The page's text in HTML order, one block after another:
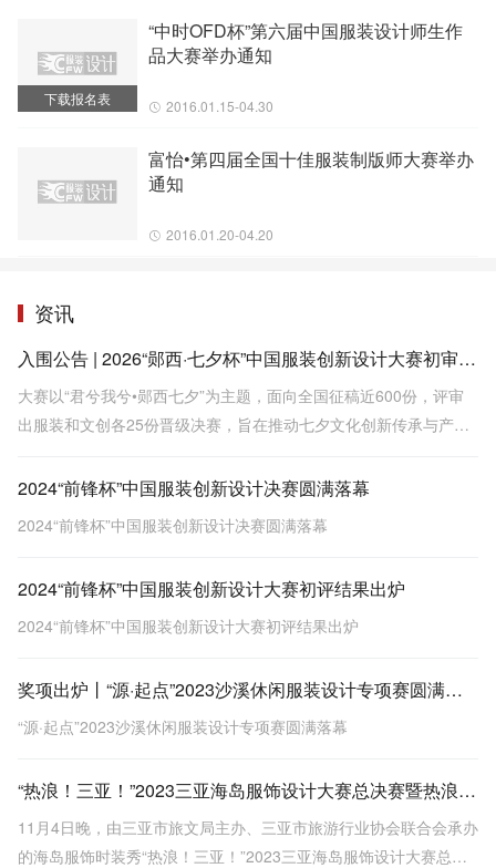
下载报名表
“中时OFD杯”第六届中国服装设计师生作
品大赛举办通知
2016.01.15-04.30
富怡•第四届全国十佳服装制版师大赛举办
通知
2016.01.20-04.20
资讯
入围公告 | 2026“郧西·七夕杯”中国服装创新设计大赛初审会圆满结束
大赛以“君兮我兮•郧西七夕”为主题，面向全国征稿近600份，评审
出服装和文创各25份晋级决赛，旨在推动七夕文化创新传承与产业
2024“前锋杯”中国服装创新设计决赛圆满落幕
2024“前锋杯”中国服装创新设计决赛圆满落幕
2024“前锋杯”中国服装创新设计大赛初评结果出炉
2024“前锋杯”中国服装创新设计大赛初评结果出炉
奖项出炉丨“源·起点”2023沙溪休闲服装设计专项赛圆满落幕
“源·起点”2023沙溪休闲服装设计专项赛圆满落幕
“热浪！三亚！”2023三亚海岛服饰设计大赛总决赛暨热浪文旅市集精彩落幕
11月4日晚，由三亚市旅文局主办、三亚市旅游行业协会联合会承办
的海岛服饰时装秀“热浪！三亚！”2023三亚海岛服饰设计大赛总决